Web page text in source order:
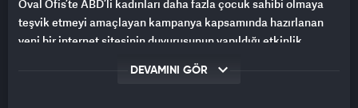
Oval Ofis’te ABD’li kadınları daha fazla çocuk sahibi olmaya
teşvik etmeyi amaçlayan kampanya kapsamında hazırlanan
yeni bir internet sitesinin duyurusunun yapıldığı etkinlik
konuşma yaparken ABD Başkanı’nın gözlerini kısa bir
DEVAMINI GÖR